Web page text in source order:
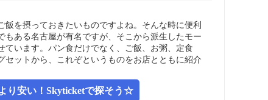
を摂っておきたいものですよね。そんな時に便利
ある名古屋が有名ですが、そこから派生したモー
います。パン食だけでなく、ご飯、お粥、定食
ットから、これぞというものをお店とともに紹介
り安い！Skyticketで探そう☆